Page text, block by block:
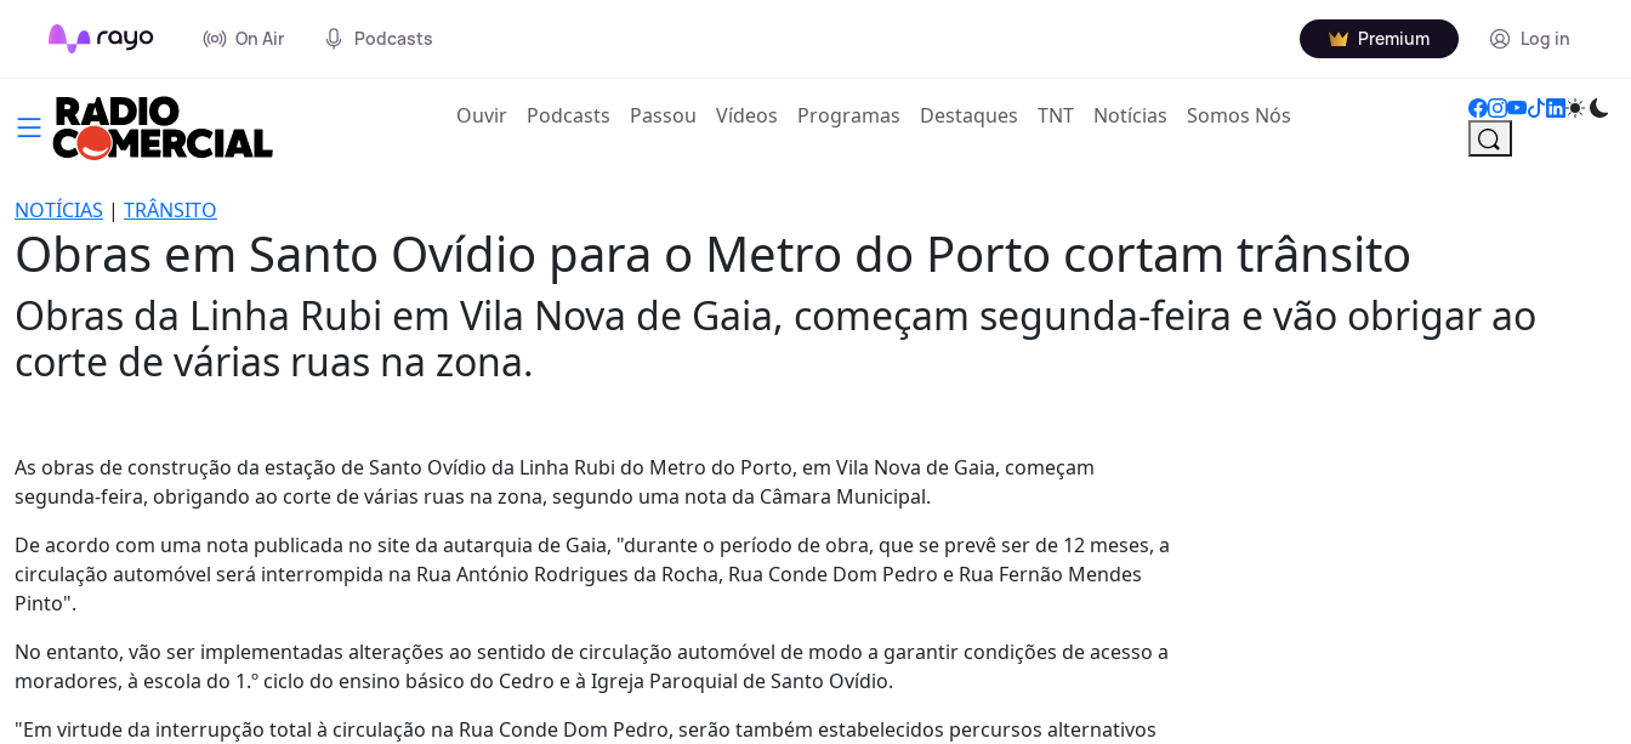
On Air Podcasts Premium Log in
Ouvir(current)
Podcasts Passou Vídeos Programas Destaques TNT Notícias Somos Nós
NOTÍCIAS | TRÂNSITO
Obras em Santo Ovídio para o Metro do Porto cortam trânsito
Obras da Linha Rubi em Vila Nova de Gaia, começam segunda-feira e vão obrigar ao
corte de várias ruas na zona.
As obras de construção da estação de Santo Ovídio da Linha Rubi do Metro do Porto, em Vila Nova de Gaia, começam
segunda-feira, obrigando ao corte de várias ruas na zona, segundo uma nota da Câmara Municipal.
De acordo com uma nota publicada no site da autarquia de Gaia, "durante o período de obra, que se prevê ser de 12 meses, a
circulação automóvel será interrompida na Rua António Rodrigues da Rocha, Rua Conde Dom Pedro e Rua Fernão Mendes
Pinto".
No entanto, vão ser implementadas alterações ao sentido de circulação automóvel de modo a garantir condições de acesso a
moradores, à escola do 1.º ciclo do ensino básico do Cedro e à Igreja Paroquial de Santo Ovídio.
"Em virtude da interrupção total à circulação na Rua Conde Dom Pedro, serão também estabelecidos percursos alternativos